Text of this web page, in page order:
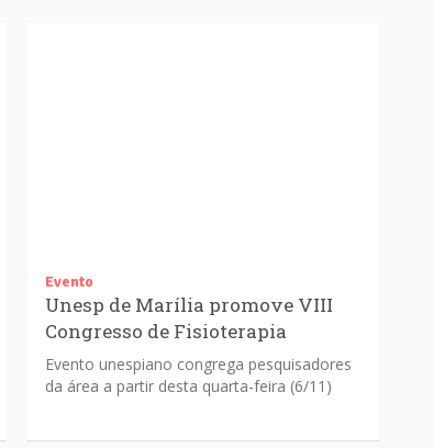
Evento
Unesp de Marília promove VIII
Congresso de Fisioterapia
Evento unespiano congrega pesquisadores
da área a partir desta quarta-feira (6/11)